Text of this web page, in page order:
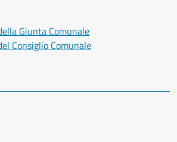
Giunta Comunale
Consiglio Comunale